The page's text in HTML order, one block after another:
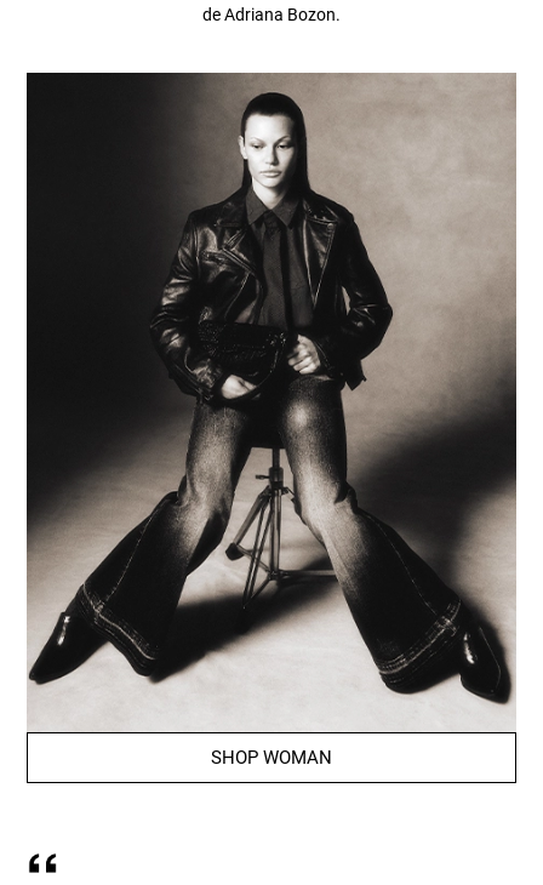
SHOP WOMAN
de Adriana Bozon.